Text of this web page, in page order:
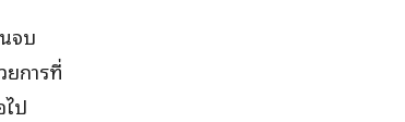
จบ
การที่
ป